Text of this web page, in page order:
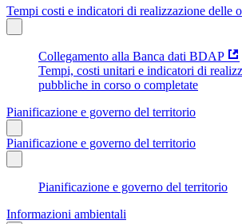
Tempi costi e indicatori di realizzazione delle
Collegamento alla Banca dati BDAP
Tempi, costi unitari e indicatori di
pubbliche in corso o completate
Pianificazione e governo del territorio
Pianificazione e governo del territorio
Pianificazione e governo del territorio
Informazioni ambientali